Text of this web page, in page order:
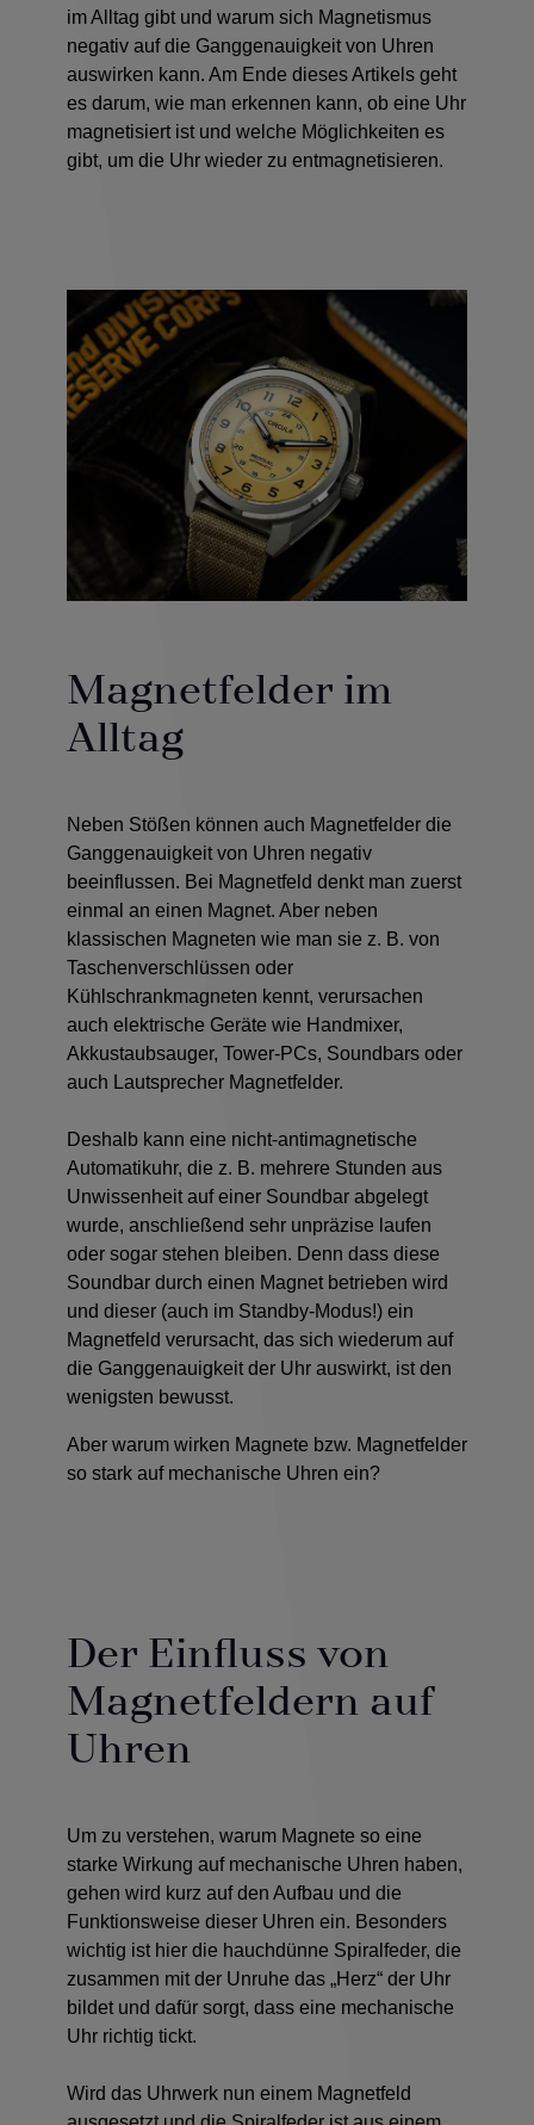
im Alltag gibt und warum sich Magnetismus
negativ auf die Ganggenauigkeit von Uhren
auswirken kann. Am Ende dieses Artikels geht
es darum, wie man erkennen kann, ob eine Uhr
magnetisiert ist und welche Möglichkeiten es
gibt, um die Uhr wieder zu entmagnetisieren.
Magnetfelder im
Alltag
Neben Stößen können auch Magnetfelder die
Ganggenauigkeit von Uhren negativ
beeinflussen. Bei Magnetfeld denkt man zuerst
einmal an einen Magnet. Aber neben
klassischen Magneten wie man sie z. B. von
Taschenverschlüssen oder
Kühlschrankmagneten kennt, verursachen
auch elektrische Geräte wie Handmixer,
Akkustaubsauger, Tower-PCs, Soundbars oder
auch Lautsprecher Magnetfelder.
Deshalb kann eine nicht-antimagnetische
Automatikuhr, die z. B. mehrere Stunden aus
Unwissenheit auf einer Soundbar abgelegt
wurde, anschließend sehr unpräzise laufen
oder sogar stehen bleiben. Denn dass diese
Soundbar durch einen Magnet betrieben wird
und dieser (auch im Standby-Modus!) ein
Magnetfeld verursacht, das sich wiederum auf
die Ganggenauigkeit der Uhr auswirkt, ist den
wenigsten bewusst.
Aber warum wirken Magnete bzw. Magnetfelder
so stark auf mechanische Uhren ein?
Der Einfluss von
Magnetfeldern auf
Uhren
Um zu verstehen, warum Magnete so eine
starke Wirkung auf mechanische Uhren haben,
gehen wird kurz auf den Aufbau und die
Funktionsweise dieser Uhren ein. Besonders
wichtig ist hier die hauchdünne Spiralfeder, die
zusammen mit der Unruhe das „Herz“ der Uhr
bildet und dafür sorgt, dass eine mechanische
Uhr richtig tickt.
Wird das Uhrwerk nun einem Magnetfeld